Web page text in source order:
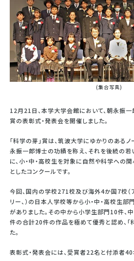
(集合写真)
12月21日、本学大学会館において、朝永振一
賞の表彰式・発表会を開催しました。
「科学の芽」賞は、筑波大学にゆかりのある
永振一郎博士の功績を称え、それを後続の若
に、小・中・高校生を対象に自然や科学への
としたコンクールです。
今回、国内の学校271校及び海外4か国7校（
リー、）の日本人学校等から小・中・高校生
がありました。その中から小学生部門10件、
件の合計20件の作品を極めて優秀と認め、「
た。
表彰式・発表会には、受賞者22名と付添者40